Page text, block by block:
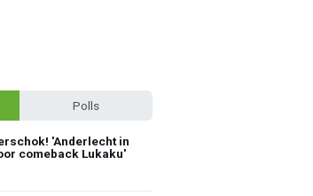
Polls
'Anderlecht in
comeback Lukaku'